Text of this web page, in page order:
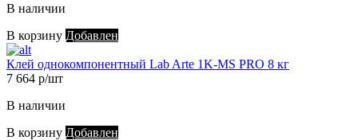
В наличии
В корзину Добавлен
Клей однокомпонентный Lab Arte 1K-MS PRO 8 кг
7 664 р/шт
В наличии
В корзину Добавлен